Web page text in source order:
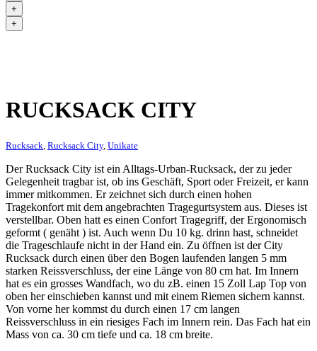
+
+
RUCKSACK CITY
Rucksack Rucksack City, Unikate
Der Rucksack City ist ein Alltags-Urban-Rucksack, der zu jeder
Gelegenheit tragbar ist, ob ins Geschäft, Sport oder Freizeit, er kann
immer mitkommen. Er zeichnet sich durch einen hohen
Tragekonfort mit dem angebrachten Tragegurtsystem aus. Dieses ist
verstellbar. Oben hatt es einen Confort Tragegriff, der Ergonomisch
geformt ( genäht ) ist. Auch wenn Du 10 kg. drinn hast, schneidet
die Trageschlaufe nicht in der Hand ein. Zu öffnen ist der City
Rucksack durch einen über den Bogen laufenden langen 5 mm
starken Reissverschluss, der eine Länge von 80 cm hat. Im Innern
hat es ein grosses Wandfach, wo du zB. einen 15 Zoll Lap Top von
oben her einschieben kannst und mit einem Riemen sichern kannst.
Von vorne her kommst du durch einen 17 cm langen
Reissverschluss in ein riesiges Fach im Innern rein. Das Fach hat ein
Mass von ca. 30 cm tiefe und ca. 18 cm breite.